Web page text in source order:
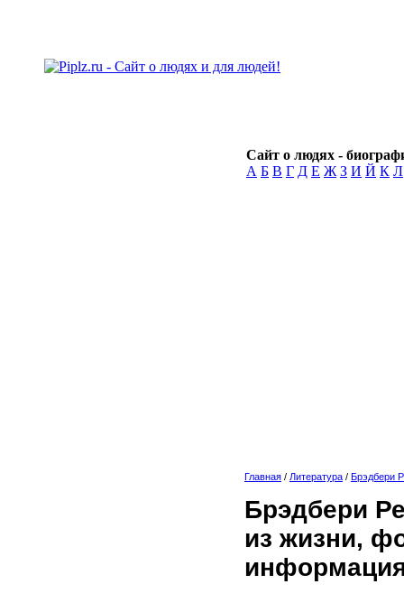
Сайт о людях -
А Б В Г Д Е Ж З И Й К Л
Главная / Литература / Брэдбери
Брэдбери
из жизни,